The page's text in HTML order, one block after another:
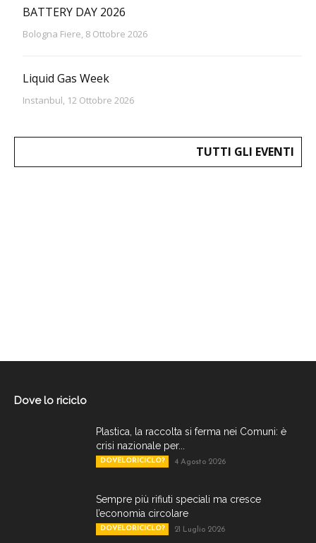
BATTERY DAY 2026
Bologna Fiere, 8 Ottobre 2026
Liquid Gas Week
Instanbul, 12 Ottobre 2026
TUTTI GLI EVENTI
Dove lo riciclo
Plastica, la raccolta si ferma nei Comuni: è
crisi nazionale per...
DOVELORICICLO? 4 Agosto 2026
Sempre più rifiuti speciali ma cresce
l’economia circolare
DOVELORICICLO? 21 Luglio 2026